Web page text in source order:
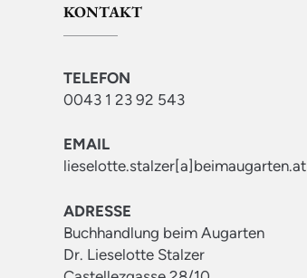
KONTAKT
TELEFON
0043 1 23 92 543
EMAIL
lieselotte.stalzer[a]beimaugarten.at
ADRESSE
Buchhandlung beim Augarten
Dr. Lieselotte Stalzer